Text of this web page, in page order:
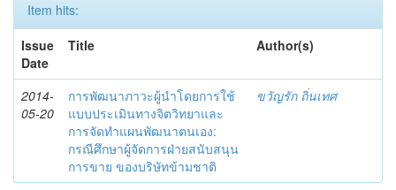
Item hits:
Issue
Date
Title Author(s)
2014-
05-20
การพัฒนาภาวะผู้นำโดยการใช้
แบบประเมินทางจิตวิทยาและ
การจัดทำแผนพัฒนาตนเอง:
กรณีศึกษาผู้จัดการฝ่ายสนับสนุน
การขาย ของบริษัทข้ามชาติ
ขวัญรัก ถิ่นเทศ